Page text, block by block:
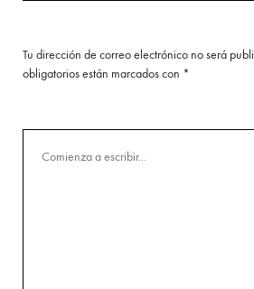
Tu dirección de correo electrónico no será
obligatorios están marcados con *